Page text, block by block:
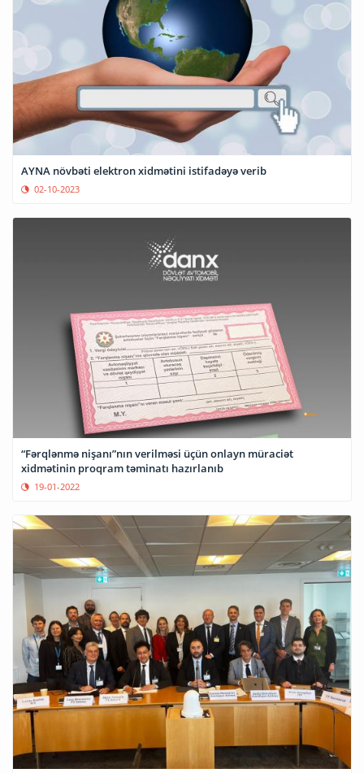
AYNA növbəti elektron xidmətini istifadəyə verib
02-10-2023
“Fərqlənmə nişanı”nın verilməsi üçün onlayn müraciət
xidmətinin proqram təminatı hazırlanıb
19-01-2022